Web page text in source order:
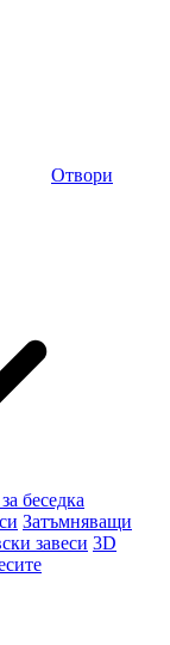
Отвори
беседка
Затъмняващи
завеси 3D